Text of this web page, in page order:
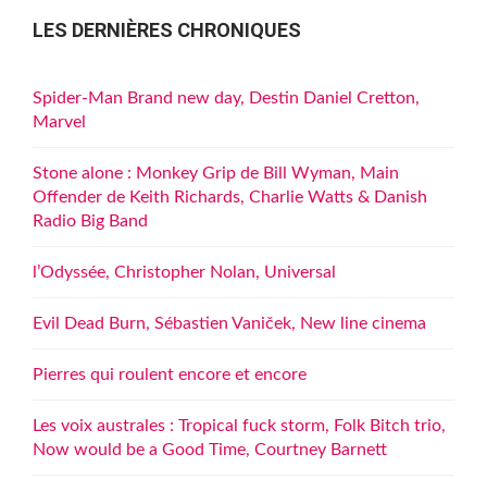
LES DERNIÈRES CHRONIQUES
Spider-Man Brand new day, Destin Daniel Cretton,
Marvel
Stone alone : Monkey Grip de Bill Wyman, Main
Offender de Keith Richards, Charlie Watts & Danish
Radio Big Band
l’Odyssée, Christopher Nolan, Universal
Evil Dead Burn, Sébastien Vaniček, New line cinema
Pierres qui roulent encore et encore
Les voix australes : Tropical fuck storm, Folk Bitch trio,
Now would be a Good Time, Courtney Barnett